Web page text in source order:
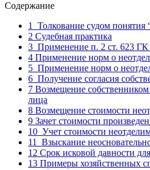
Содержание
1
Толкование судом
2 Судебная практика
3 Применение п. 2 ст. 623
4 Применение норм о
5 Применение норм о
6 Получение согласия
7 Возмещение
лица
8 Возмещение стоимости
9 Зачет стоимости
10 Учет стоимости
11
Взыскание
12 Срок исковой давности
13 Примеры хозяйственных